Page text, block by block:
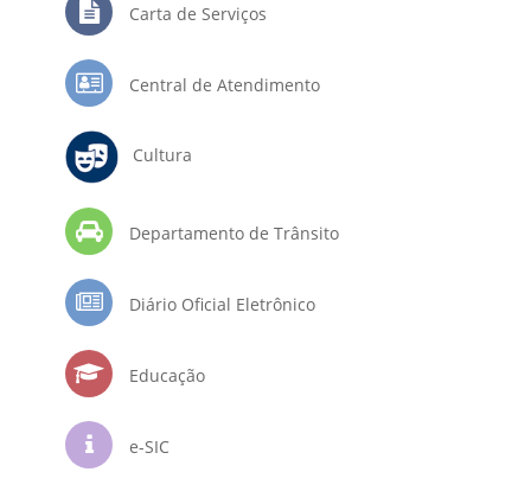
Carta de Serviços
Central de Atendimento
Cultura
Departamento de Trânsito
Diário Oficial Eletrônico
Educação
e-SIC